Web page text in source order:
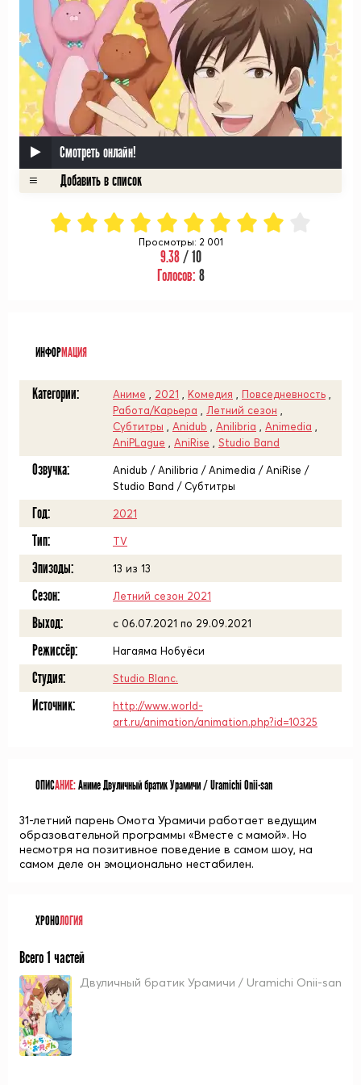
Смотреть онлайн!
Просмотры: 2 001
9.38/ 10
Голосов: 8
ИНФОРМАЦИЯ
Категории: Аниме 2021 Комедия Повседневность
Работа/Карьера
Летний сезон
Субтитры
Anidub Anilibria Animedia
AniPLague
AniRise Studio Band
Озвучка:
Anidub / Anilibria / Animedia / AniRise /
Studio Band / Субтитры
Год: 2021
Тип: TV
Эпизоды: 13 из 13
Сезон: Летний сезон 2021
Выход: c 06.07.2021 по 29.09.2021
Режиссёр: Нагаяма Нобуёси
Студия: Studio Blanc.
Источник:
http://www.world-
art.ru/animation/animation.php?id=10325
ОПИСАНИЕ:Аниме Двуличный братик Урамичи / Uramichi Onii-san
31-летний парень Омота Урамичи работает ведущим
образовательной программы «Вместе с мамой». Но
несмотря на позитивное поведение в самом шоу, на
самом деле он эмоционально нестабилен.
ХРОНОЛОГИЯ
Всего 1 частей
Двуличный братик Урамичи / Uramichi Onii-san